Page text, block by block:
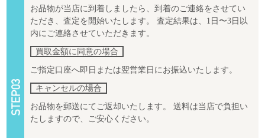
お品物が当店に到着しましたら、到着のご連絡をさせてい
ただき、査定を開始いたします。 査定結果は、1日〜3日以
内にご連絡させていただきます。
買取金額に同意の場合
ご指定口座へ即日または翌営業日にお振込いたします。
キャンセルの場合
お品物を郵送にてご返却いたします。 送料は当店で負担い
たしますので、ご安心ください。